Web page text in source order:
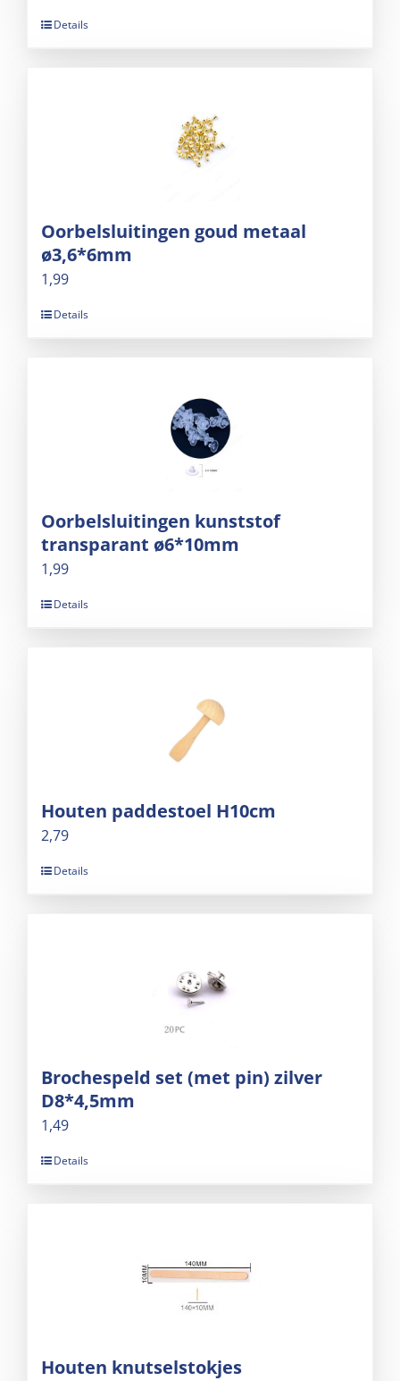
Details
Oorbelsluitingen goud metaal
ø3,6*6mm
1,99
Details
Oorbelsluitingen kunststof
transparant ø6*10mm
1,99
Details
Houten paddestoel H10cm
2,79
Details
Brochespeld set (met pin) zilver
D8*4,5mm
1,49
Details
Houten knutselstokjes